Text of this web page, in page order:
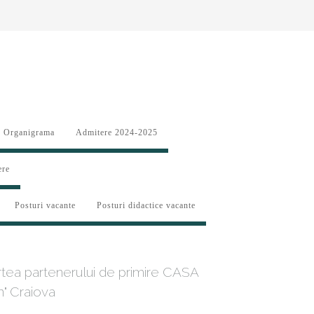
Organigrama Admitere 2024-2025
Posturi vacante Posturi didactice vacante
partenerului de primire CASA
Craiova